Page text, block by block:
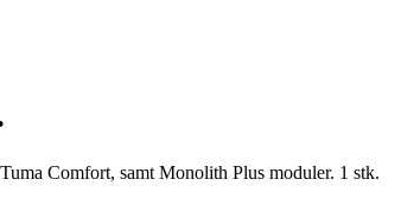
Comfort, samt Monolith Plus moduler. 1 stk.